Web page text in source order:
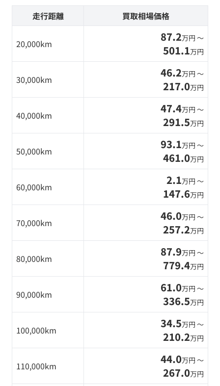
走行距離 買取相場価格
20,000km 87.2万円 〜
501.1万円
30,000km 46.2万円 〜
217.0万円
40,000km 47.4万円 〜
291.5万円
50,000km 93.1万円 〜
461.0万円
60,000km 2.1万円 〜
147.6万円
70,000km 46.0万円 〜
257.2万円
80,000km 87.9万円 〜
779.4万円
90,000km 61.0万円 〜
336.5万円
100,000km 34.5万円 〜
210.2万円
110,000km 44.0万円 〜
267.0万円